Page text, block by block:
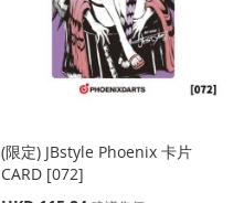
夾
(限定) JBstyle Phoenix 卡片
CARD [072]